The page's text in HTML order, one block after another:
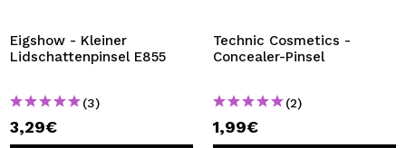
Eigshow - Kleiner
Lidschattenpinsel E855
(3)
3,29€
Technic Cosmetics -
Concealer-Pinsel
(2)
1,99€